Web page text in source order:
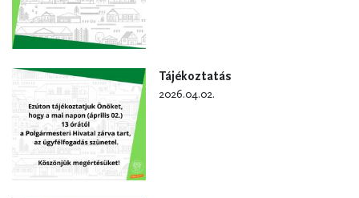
Tájékoztatás
2026.04.02.